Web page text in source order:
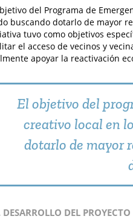
del Programa de
buscando dotarlo de mayor
tuvo como objetivos
el acceso de vecinos y
apoyar la reactivación
El objetivo del
creativo local en
dotarlo de mayor
DEL PROYECTO